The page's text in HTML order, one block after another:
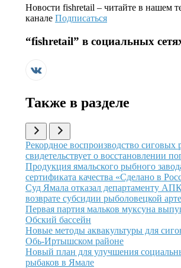
Новости fishretail – читайте в нашем
канале Подписаться
“fishretail” в социальных
Также в разделе
Иллюстрация новости
Рекордное воспроизводство
свидетельствует о восстановлении
Иллюстрация новости
Продукция ямальского рыбного
сертификата качества «Сделано в
Иллюстрация новости
Суд Ямала отказал департаменту
возврате субсидии рыболовецкой
Иллюстрация новости
Первая партия мальков муксуна
Обский бассейн
Иллюстрация новости
Новые методы аквакультуры для
Обь-Иртышском районе
Иллюстрация новости
Новый план для улучшения
рыбаков в Ямале